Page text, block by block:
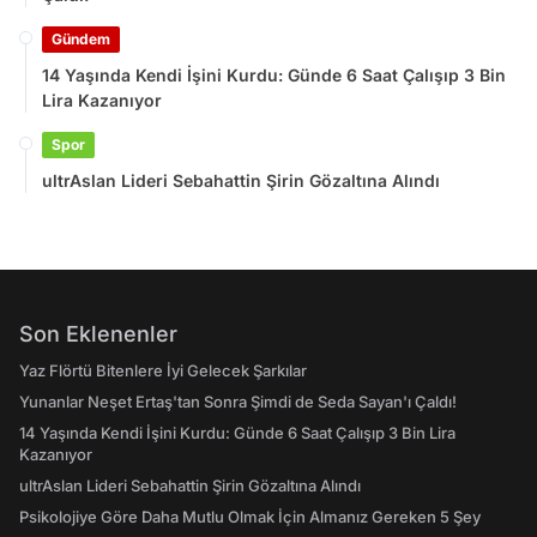
Gündem
14 Yaşında Kendi İşini Kurdu: Günde 6 Saat Çalışıp 3 Bin
Lira Kazanıyor
Spor
ultrAslan Lideri Sebahattin Şirin Gözaltına Alındı
Son Eklenenler
Yaz Flörtü Bitenlere İyi Gelecek Şarkılar
Yunanlar Neşet Ertaş'tan Sonra Şimdi de Seda Sayan'ı Çaldı!
14 Yaşında Kendi İşini Kurdu: Günde 6 Saat Çalışıp 3 Bin Lira
Kazanıyor
ultrAslan Lideri Sebahattin Şirin Gözaltına Alındı
Psikolojiye Göre Daha Mutlu Olmak İçin Almanız Gereken 5 Şey